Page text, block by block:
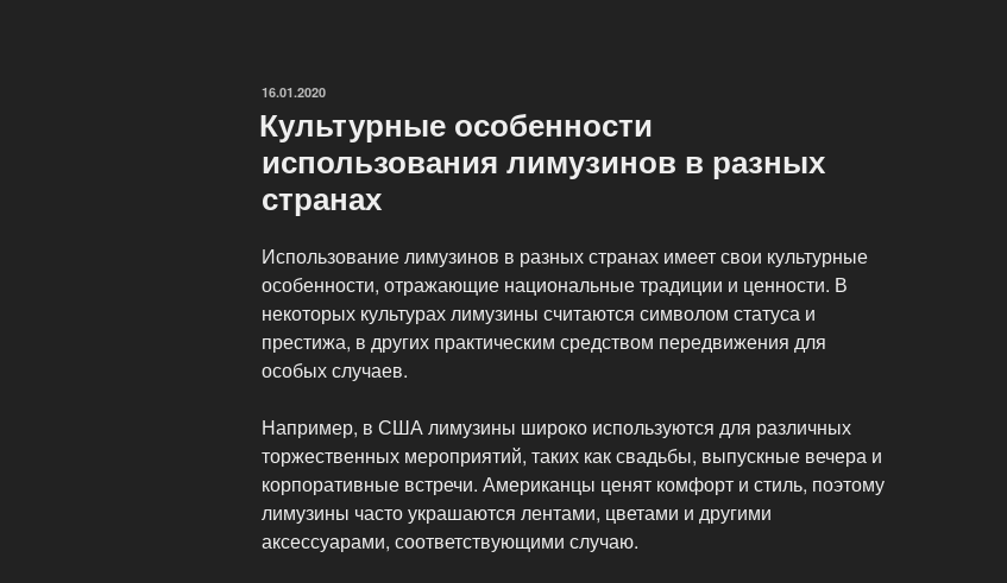
ОПУБЛИКОВАНО
16.01.2020
Культурные особенности
использования лимузинов в разных
странах
Использование лимузинов в разных странах имеет свои культурные
особенности, отражающие национальные традиции и ценности. В
некоторых культурах лимузины считаются символом статуса и
престижа, в других практическим средством передвижения для
особых случаев.
Например, в США лимузины широко используются для различных
торжественных мероприятий, таких как свадьбы, выпускные вечера и
корпоративные встречи. Американцы ценят комфорт и стиль, поэтому
лимузины часто украшаются лентами, цветами и другими
аксессуарами, соответствующими случаю.